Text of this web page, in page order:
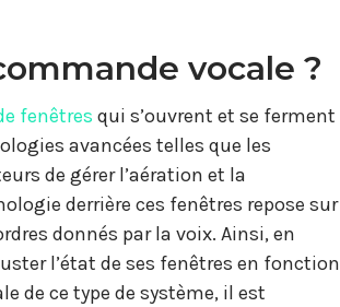
vocale ?
fenêtres qui s’ouvrent et se ferment
avancées telles que les
de gérer l’aération et la
derrière ces fenêtres repose sur
donnés par la voix. Ainsi, en
l’état de ses fenêtres en fonction
de ce type de système, il est